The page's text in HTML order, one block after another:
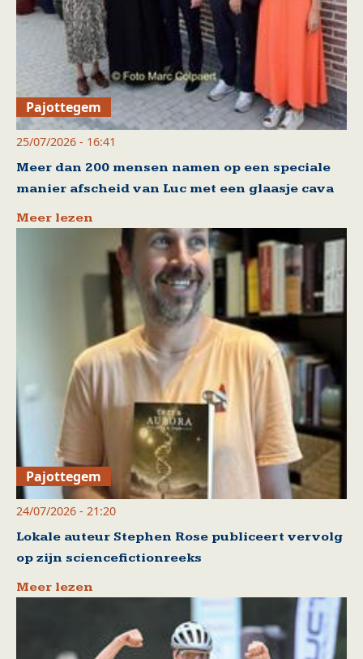
Pajottegem
25/07/2026 - 16:41
Meer dan 200 mensen namen op een speciale
manier afscheid van Luc met een glaasje cava
Meer lezen
Pajottegem
24/07/2026 - 21:20
Lokale auteur Stephen Rose publiceert vervolg
op zijn sciencefictionreeks
Meer lezen